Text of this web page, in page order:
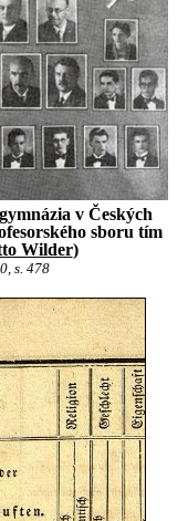
v Českých
sboru tím
Wilder)
s. 478